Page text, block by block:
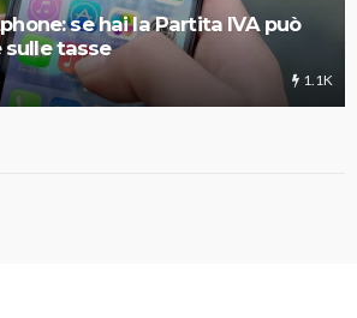
se hai la Partita IVA può
tasse
1.1K